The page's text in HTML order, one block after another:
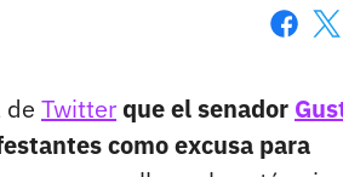
de Twitterque el senador
como excusa para